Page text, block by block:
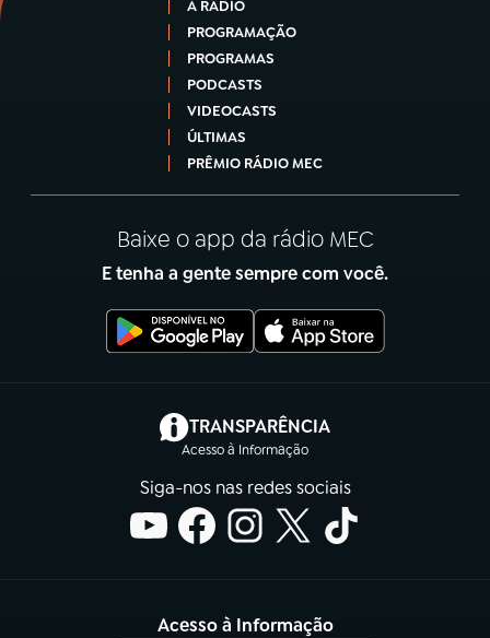
A RÁDIO
PROGRAMAÇÃO
PROGRAMAS
PODCASTS
VIDEOCASTS
ÚLTIMAS
PRÊMIO RÁDIO MEC
Baixe o app da rádio MEC
E tenha a gente sempre com você.
TRANSPARÊNCIA
Acesso à Informação
(abre em nova aba)
Siga-nos nas redes sociais
Acesso à Informação